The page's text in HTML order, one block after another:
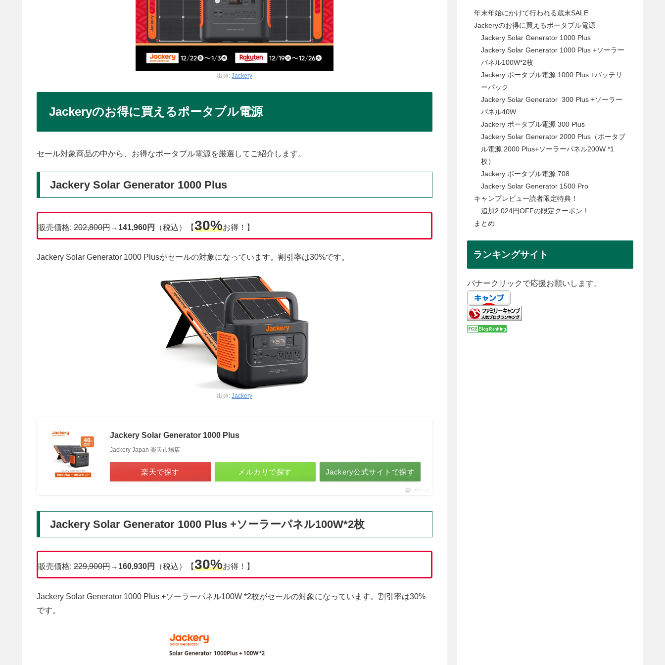
出典: Jackery
Jackeryのお得に買えるポータブル電源
セール対象商品の中から、お得なポータブル電源を厳選してご紹介します。
Jackery Solar Generator 1000 Plus
販売価格: 202,800円→ 141,960円 （税込）【30%お得！】
Jackery Solar Generator 1000 Plusがセールの対象になっています。割引率は30%です。
出典: Jackery
Jackery Solar Generator 1000 Plus
Jackery Japan 楽天市場店
楽天で探す メルカリで探す Jackery公式サイトで探す
ポチップ
Jackery Solar Generator 1000 Plus +ソーラーパネル100W*2枚
販売価格: 229,900円→ 160,930円 （税込）【30%お得！】
Jackery Solar Generator 1000 Plus +ソーラーパネル100W *2枚がセールの対象になっています。割引率は30%
です。
年末年始にかけて行われる歳末SALE
Jackeryのお得に買えるポータブル電源
Jackery Solar Generator 1000 Plus
Jackery Solar Generator 1000 Plus +ソーラー
パネル100W*2枚
Jackery ポータブル電源 1000 Plus +バッテリ
ーパック
Jackery Solar Generator 300 Plus +ソーラー
パネル40W
Jackery ポータブル電源 300 Plus
Jackery Solar Generator 2000 Plus（ポータブ
ル電源 2000 Plus+ソーラーパネル200W *1
枚）
Jackery ポータブル電源 708
Jackery Solar Generator 1500 Pro
キャンプレビュー読者限定特典！
追加2,024円OFFの限定クーポン！
まとめ
ランキングサイト
バナークリックで応援お願いします。